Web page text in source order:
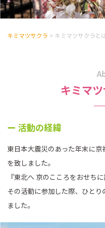
キミマツサクラ > キミマツサクラと
キミマ
ー 活動の経緯
東日本大震災のあった年末に
を致しました。
『東北へ 京のこころをおせち
その活動に参加した際、ひと
ました。